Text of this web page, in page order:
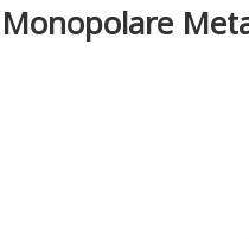
Monopolare